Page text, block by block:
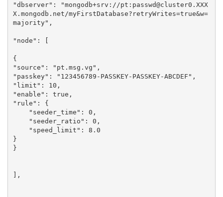
"dbserver": "mongodb+srv://pt: passwd@cluster0.XXX
X.mongodb.net /myFirstDatabase?retryWrites=true&w=
majority",
"node": [
{
"source": "pt.msg.vg",
"passkey": "123456789-PASSKEY-PASSKEY-ABCDEF",
"limit": 10,
"enable": true,
"rule": {
}
}
],